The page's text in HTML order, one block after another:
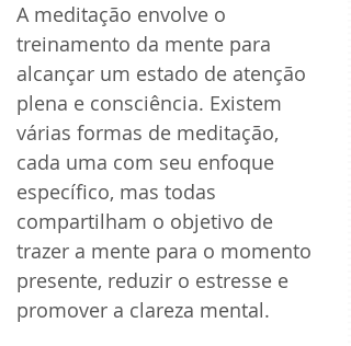
A meditação envolve o
treinamento da mente para
alcançar um estado de atenção
plena e consciência. Existem
várias formas de meditação,
cada uma com seu enfoque
específico, mas todas
compartilham o objetivo de
trazer a mente para o momento
presente, reduzir o estresse e
promover a clareza mental.